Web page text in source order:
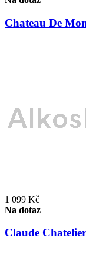
Chateau De
1 099 Kč
Na dotaz
Claude